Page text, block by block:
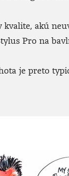
akú
Pro na
je preto